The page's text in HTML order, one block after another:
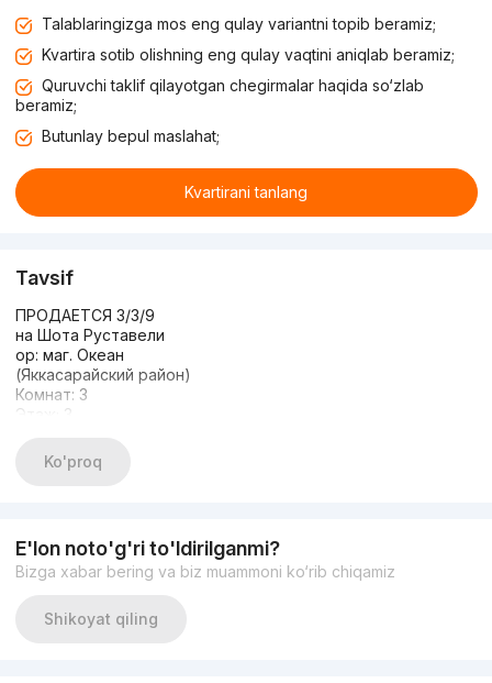
Talablaringizga mos eng qulay variantni topib beramiz;
Kvartira sotib olishning eng qulay vaqtini aniqlab beramiz;
Quruvchi taklif qilayotgan chegirmalar haqida so‘zlab
beramiz;
Butunlay bepul maslahat;
Kvartirani tanlang
Tavsif
ПРОДАЕТСЯ 3/3/9
на Шота Руставели
ор: маг. Океан
(Яккасарайский район)
Комнат: 3
Этаж; 3
Общая площадь: 85м2
Состояние: без ремонта
Ko'proq
E'lon noto'g'ri to'ldirilganmi?
Bizga xabar bering va biz muammoni ko‘rib chiqamiz
Shikoyat qiling